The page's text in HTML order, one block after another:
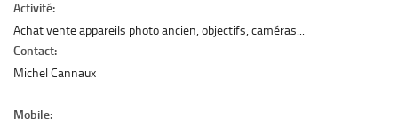
Activité:
Achat vente appareils photo ancien, objectifs, caméras...
Contact:
Michel Cannaux
Mobile: